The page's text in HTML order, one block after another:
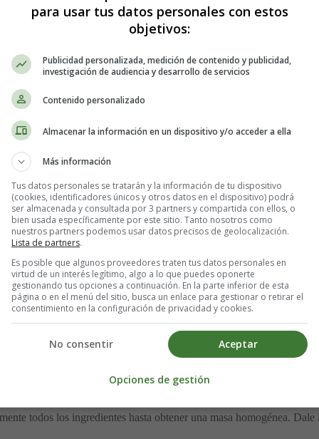
de sabores y texturas. Hoy te invito a descubrir una receta
sorprender a tu familia y amigos con un postre exquisito. En
los mejores resultados. ¡Comencemos!
bajo hasta que esté completamente líquida.
ambos ingredientes estén completamente integrados.
hasta que estén completamente cubiertos por la mantequilla y la
suavemente para que se distribuyan de manera uniforme.
todos los ingredientes hasta obtener una masa homogénea. Dale
para usar tus datos personales con estos
objetivos:
Publicidad personalizada, medición de contenido y publicidad,
investigación de audiencia y desarrollo de servicios
Contenido personalizado
Almacenar la información en un dispositivo y/o acceder a ella
Más información
Tus datos personales se tratarán y la información de tu dispositivo
(cookies, identificadores únicos y otros datos en el dispositivo) podrá
ser almacenada y consultada por 3 partners y compartida con ellos, o
bien usada específicamente por este sitio. Tanto nosotros como
nuestros partners podemos usar datos precisos de geolocalización.
Lista de partners.
Es posible que algunos proveedores traten tus datos personales en
virtud de un interés legítimo, algo a lo que puedes oponerte
gestionando tus opciones a continuación. En la parte inferior de esta
página o en el menú del sitio, busca un enlace para gestionar o retirar el
consentimiento en la configuración de privacidad y cookies.
Aceptar
No consentir
Opciones de gestión